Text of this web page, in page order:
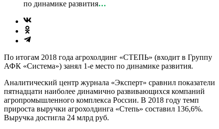
по динамике развития…
По итогам 2018 года агрохолдинг «СТЕПЬ» (входит в Группу
АФК «Система») занял 1-е место по динамике развития.
Аналитический центр журнала «Эксперт» сравнил показатели
пятнадцати наиболее динамично развивающихся компаний
агропромышленного комплекса России. В 2018 году темп
прироста выручки агрохолдинга «Степь» составил 136,6%.
Выручка достигла 24 млрд руб.